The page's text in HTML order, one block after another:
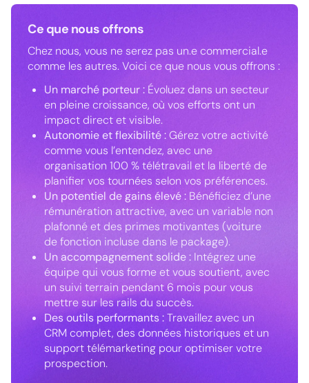
Ce que nous offrons
Chez nous, vous ne serez pas un.e commercial.e
comme les autres. Voici ce que nous vous offrons :
Un marché porteur : Évoluez dans un secteur
en pleine croissance, où vos efforts ont un
impact direct et visible.
Autonomie et flexibilité :Gérez votre activité
comme vous l’entendez, avec une
organisation 100 % télétravail et la liberté de
planifier vos tournées selon vos préférences.
Un potentiel de gains élevé : Bénéficiez d’une
rémunération attractive, avec un variable non
plafonné et des primes motivantes (voiture
de fonction incluse dans le package).
Un accompagnement solide : Intégrez une
équipe qui vous forme et vous soutient, avec
un suivi terrain pendant 6 mois pour vous
mettre sur les rails du succès.
Des outils performants :Travaillez avec un
CRM complet, des données historiques et un
support télémarketing pour optimiser votre
prospection.